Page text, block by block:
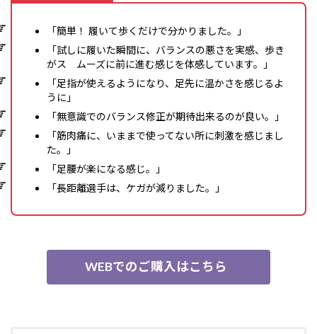
「簡単！ 履いて歩くだけで分かりました。」
「試しに履いた瞬間に、バランスの悪さを実感、歩き
がス ムーズに前に進む感じを体感しています。」
「足指が使えるようになり、足先に温かさを感じるよ
うに」
「無意識でのバランス修正が期待出来るのが良い。」
「筋肉痛に、いままで使ってない所に刺激を感じまし
た。」
「足腰が楽になる感じ。」
「長距離選手は、ケガが減りました。」
WEBでのご購入はこちら